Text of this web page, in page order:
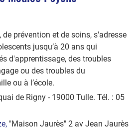
de prévention et de soins, s'adresse
jusqu’à 20 ans qui
d'apprentissage, des troubles
ou des troubles du
ou à l’école.
de Rigny - 19000 Tulle. Tél. : 05
"Maison Jaurès" 2 av Jean Jaurès